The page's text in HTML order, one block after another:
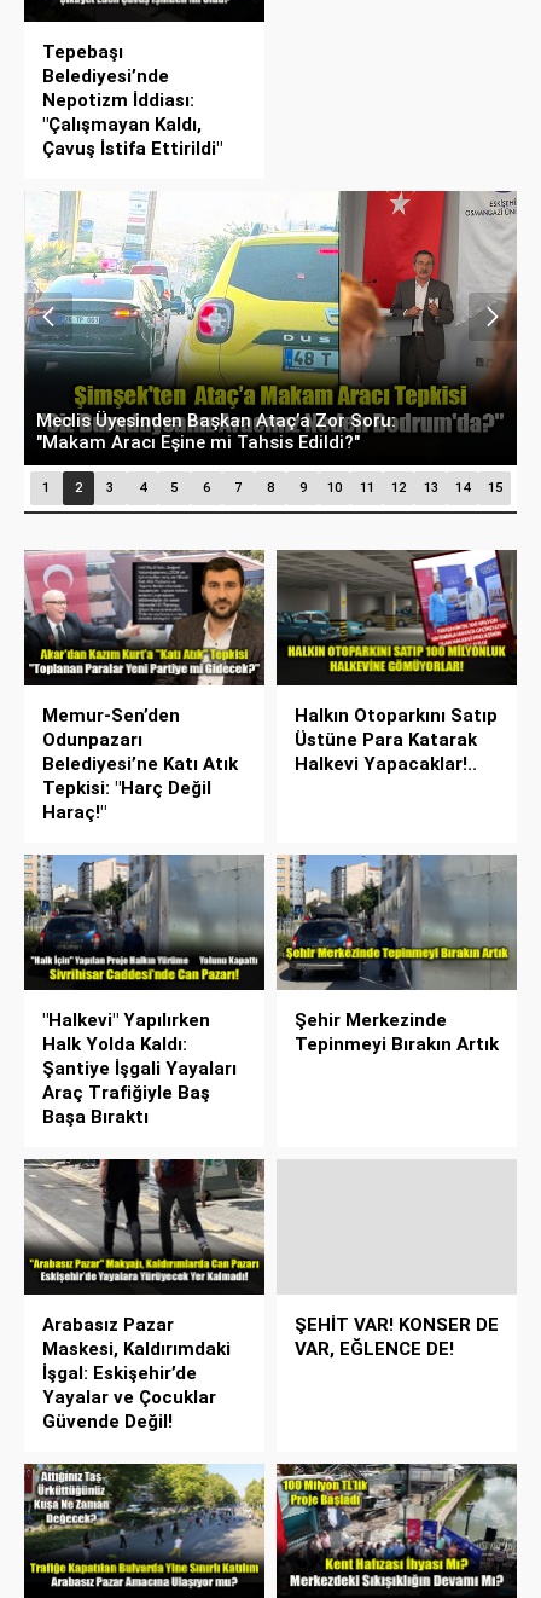
Tepebaşı
Belediyesi’nde
Nepotizm İddiası:
"Çalışmayan Kaldı,
Çavuş İstifa Ettirildi"
Eskişehir’de Su Fiyatları Rekora Koşuyor: İnşaat
Suyu 100 TL Sınırını Aştı!
1 2 3 4 5 6 7 8 9 10 11 12 13 14 15
Memur-Sen’den
Odunpazarı
Belediyesi’ne Katı Atık
Tepkisi: "Harç Değil
Haraç!"
Halkın Otoparkını Satıp
Üstüne Para Katarak
Halkevi Yapacaklar!..
"Halkevi" Yapılırken
Halk Yolda Kaldı:
Şantiye İşgali Yayaları
Araç Trafiğiyle Baş
Başa Bıraktı
Şehir Merkezinde
Tepinmeyi Bırakın Artık
Arabasız Pazar
Maskesi, Kaldırımdaki
İşgal: Eskişehir’de
Yayalar ve Çocuklar
Güvende Değil!
ŞEHİT VAR! KONSER DE
VAR, EĞLENCE DE!